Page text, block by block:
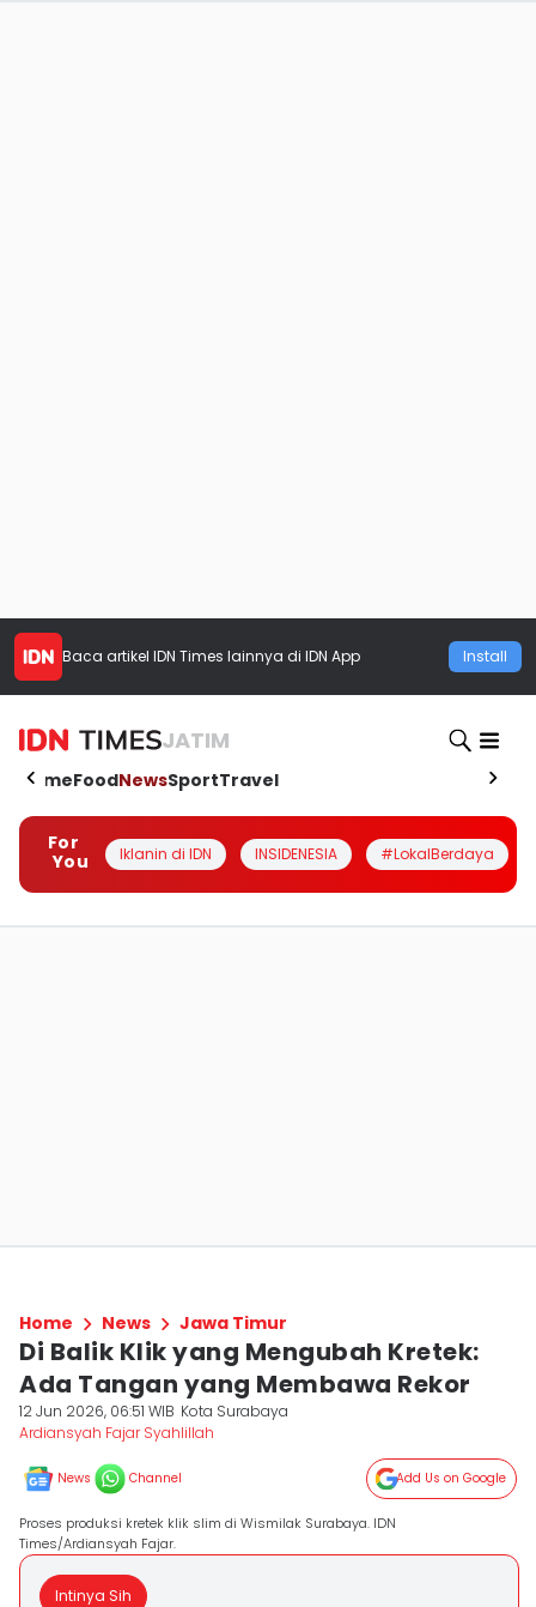
Baca artikel IDN Times lainnya di IDN App Install
JATIM
HomeFoodNewsSportTravel
For
You
Iklanin di IDN INSIDENESIA #LokalBerdaya
Home News Jawa Timur
Di Balik Klik yang Mengubah Kretek:
Ada Tangan yang Membawa Rekor
12 Jun 2026, 06:51 WIB Kota Surabaya
Ardiansyah Fajar Syahlillah
News Channel Add Us on Google
Proses produksi kretek klik slim di Wismilak Surabaya. IDN
Times/Ardiansyah Fajar.
Intinya Sih